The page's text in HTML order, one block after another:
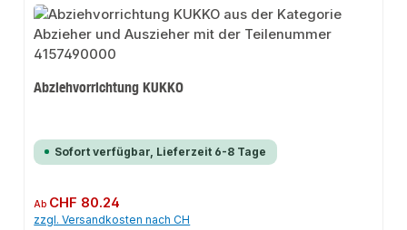
Abziehvorrichtung KUKKO
Sofort verfügbar, Lieferzeit 6-8 Tage
Regulärer Preis:
Ab CHF 80.24
zzgl. Versandkosten nach CH